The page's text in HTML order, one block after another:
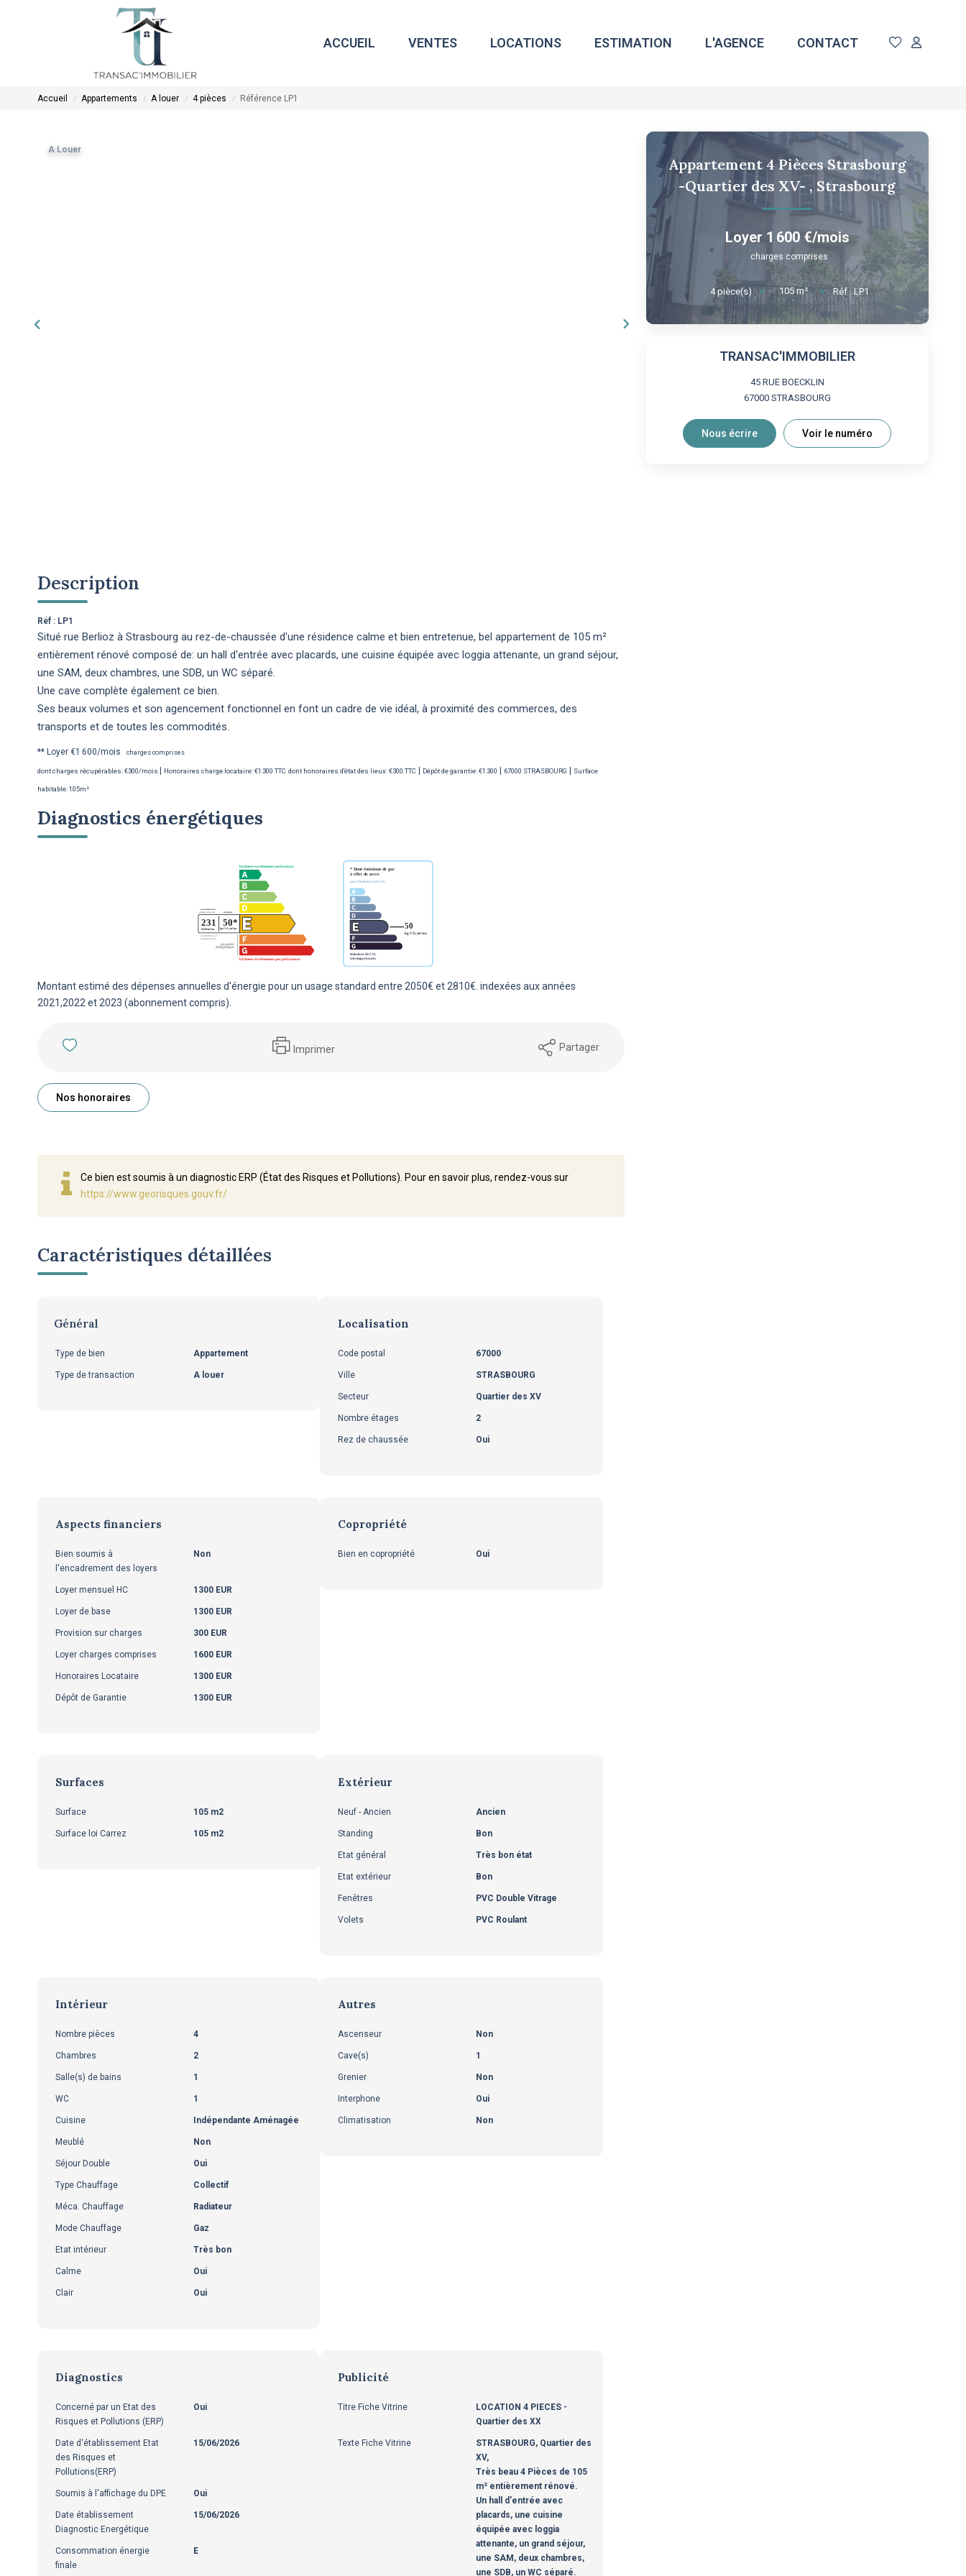
ACCUEIL VENTES LOCATIONS ESTIMATION L'AGENCE CONTACT
Accueil Appartements A louer 4 pièces Référence LP1
A Louer
Description
Réf : LP1
Situé rue Berlioz à Strasbourg au rez-de-chaussée d'une résidence calme et bien entretenue, bel appartement de 105 m²
entièrement rénové composé de: un hall d'entrée avec placards, une cuisine équipée avec loggia attenante, un grand séjour,
une SAM, deux chambres, une SDB, un WC séparé.
Une cave complète également ce bien.
Ses beaux volumes et son agencement fonctionnel en font un cadre de vie idéal, à proximité des commerces, des
transports et de toutes les commodités.
** Loyer €1 600/mois charges comprises
dont charges récupérables: €300/mois Honoraires charge locataire: €1 300 TTC dont honoraires d'état des lieux: €300 TTC Dépôt de garantie: €1 300 67000 STRASBOURG Surface
habitable: 105m²
Diagnostics énergétiques
Montant estimé des dépenses annuelles d'énergie pour un usage standard entre 2050€ et 2810€. indexées aux années
2021,2022 et 2023 (abonnement compris).
Imprimer Partager
Nos honoraires
Ce bien est soumis à un diagnostic ERP (État des Risques et Pollutions). Pour en savoir plus, rendez-vous sur
https://www.georisques.gouv.fr/
Caractéristiques détaillées
Général
Type de bien Appartement
Type de transaction A louer
Localisation
Code postal 67000
Ville STRASBOURG
Secteur Quartier des XV
Nombre étages 2
Rez de chaussée Oui
Aspects financiers
Bien soumis à
l'encadrement des loyers
Non
Loyer mensuel HC 1300 EUR
Loyer de base 1300 EUR
Provision sur charges 300 EUR
Loyer charges comprises 1600 EUR
Honoraires Locataire 1300 EUR
Dépôt de Garantie 1300 EUR
Copropriété
Bien en copropriété Oui
Surfaces
Surface 105 m2
Surface loi Carrez 105 m2
Extérieur
Neuf - Ancien Ancien
Standing Bon
Etat général Très bon état
Etat extérieur Bon
Fenêtres PVC Double Vitrage
Volets PVC Roulant
Intérieur
Nombre pièces 4
Chambres 2
Salle(s) de bains 1
WC 1
Cuisine Indépendante Aménagée
Meublé Non
Séjour Double Oui
Type Chauffage Collectif
Méca. Chauffage Radiateur
Mode Chauffage Gaz
Etat intérieur Très bon
Calme Oui
Clair Oui
Autres
Ascenseur Non
Cave(s) 1
Grenier Non
Interphone Oui
Climatisation Non
Diagnostics
Concerné par un Etat des
Risques et Pollutions (ERP)
Oui
Date d'établissement Etat
des Risques et
Pollutions(ERP)
15/06/2026
Soumis à l'affichage du DPE Oui
Date établissement
Diagnostic Energétique
15/06/2026
Consommation énergie
finale
E
Publicité
Titre Fiche Vitrine
LOCATION 4 PIECES -
Quartier des XX
Texte Fiche Vitrine
STRASBOURG, Quartier des
XV,
Très beau 4 Pièces de 105
m² entièrement rénové.
Un hall d'entrée avec
placards, une cuisine
équipée avec loggia
attenante, un grand séjour,
une SAM, deux chambres,
une SDB, un WC séparé.
Appartement 4 Pièces Strasbourg
-Quartier des XV- , Strasbourg
Loyer 1 600 €/mois
charges comprises
4pièce(s) 105m² Réf :LP1
TRANSAC'IMMOBILIER
45 RUE BOECKLIN
67000 STRASBOURG
Nous écrire Voir le numéro